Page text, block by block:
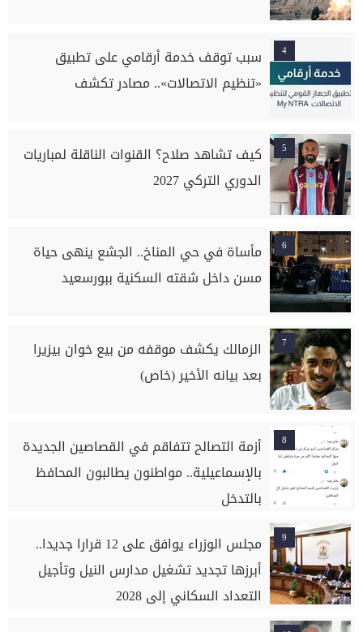
4
سبب توقف خدمة أرقامي على تطبيق
«تنظيم الاتصالات».. مصادر تكشف
5
كيف تشاهد صلاح؟ القنوات الناقلة لمباريات
الدوري التركي 2027
6
مأساة في حي المناخ.. الجشع ينهى حياة
مسن داخل شقته السكنية ببورسعيد
7
الزمالك يكشف موقفه من بيع خوان بيزيرا
بعد بيانه الأخير (خاص)
8
أزمة التصالح تتفاقم في القصاصين الجديدة
بالإسماعيلية.. مواطنون يطالبون المحافظ
بالتدخل
9
مجلس الوزراء يوافق على 12 قرارا جديدا..
أبرزها تجديد تشغيل مدارس النيل وتأجيل
التعداد السكاني إلى 2028